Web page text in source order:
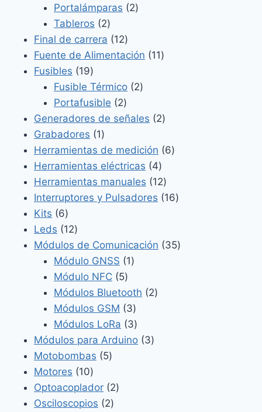
productos
Portalámparas 22
Tableros 22
productos
Final de carrera 1212
productos
Fuente de Alimentación 1111
Fusibles 1919
productos
Fusible Térmico 22
Portafusible 22
productos
Generadores de señales 22
Grabadores 11
producto
Herramientas de medición 66
Herramientas eléctricas 44
productos
Herramientas manuales 1212
productos
Interruptores y Pulsadores 1616
Kits 66
productos
Leds 1212
productos
Módulos de Comunicación 3535
Módulo GNSS 11
Módulo NFC 55
productos
Módulos Bluetooth 22
Módulos GSM 33
productos
Módulos LoRa 33
productos
Módulos para Arduino 33
Motobombas 55
Motores 1010
productos
Optoacoplador 22
Osciloscopios 22